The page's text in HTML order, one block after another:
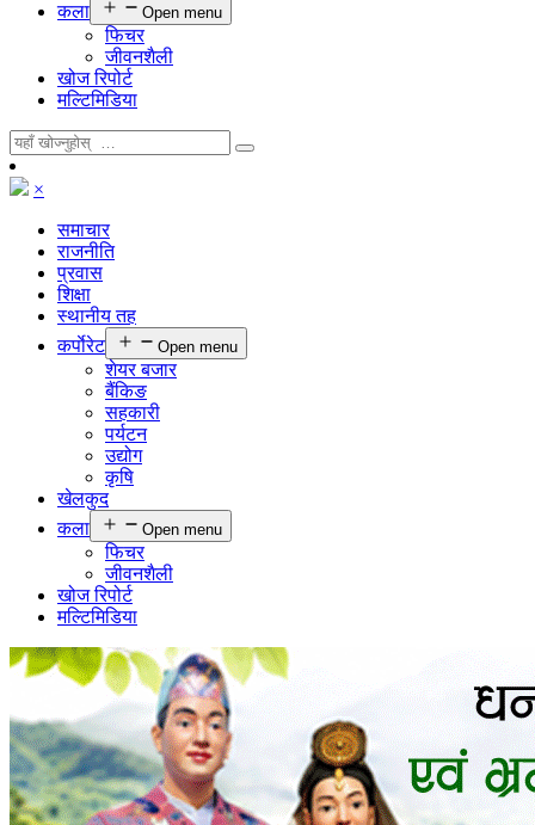
कला
Open menu
फिचर
जीवनशैली
खोज रिपोर्ट
मल्टिमिडिया
×
समाचार
राजनीति
प्रवास
शिक्षा
स्थानीय तह
कर्पाेरेट
Open menu
शेयर बजार
बैंकिङ
सहकारी
पर्यटन
उद्योग
कृषि
खेलकुद
कला
Open menu
फिचर
जीवनशैली
खोज रिपोर्ट
मल्टिमिडिया